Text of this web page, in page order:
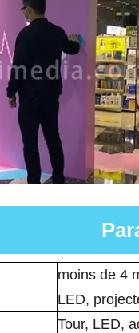
moins de 4
LED,
Tour, LED,